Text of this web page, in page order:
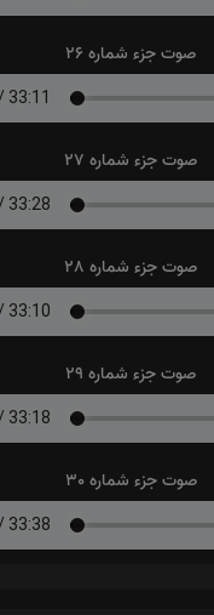
صوت جزء شماره 26
صوت جزء شماره 27
صوت جزء شماره 28
صوت جزء شماره 29
صوت جزء شماره 30